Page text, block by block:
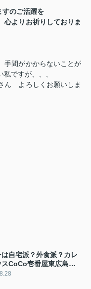
すのご活躍を
ておりま
手間がかからないことが
ですが、、、
お願いしま
は自宅派？外食派？カレ
CoCo壱番屋東広島に2
ます！